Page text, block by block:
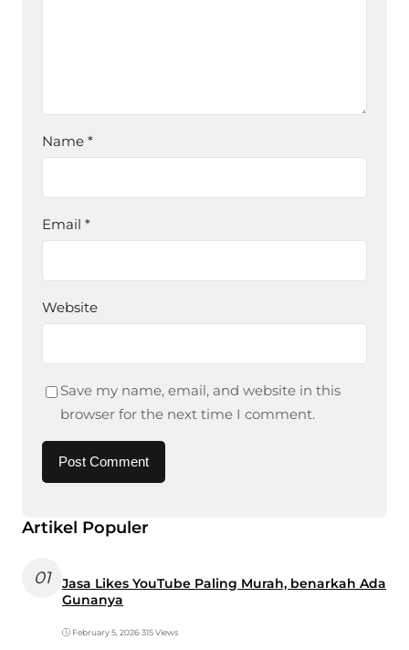
Name *
Email *
Website
Save my name, email, and website in this
browser for the next time I comment.
Artikel Populer
01
Jasa Likes YouTube Paling Murah, benarkah Ada
Gunanya
February 5, 2026•315 Views